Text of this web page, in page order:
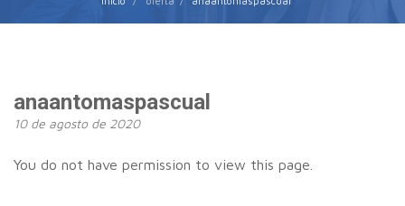
anaantomaspascual
10 de agosto de 2020
You do not have permission to view this page.